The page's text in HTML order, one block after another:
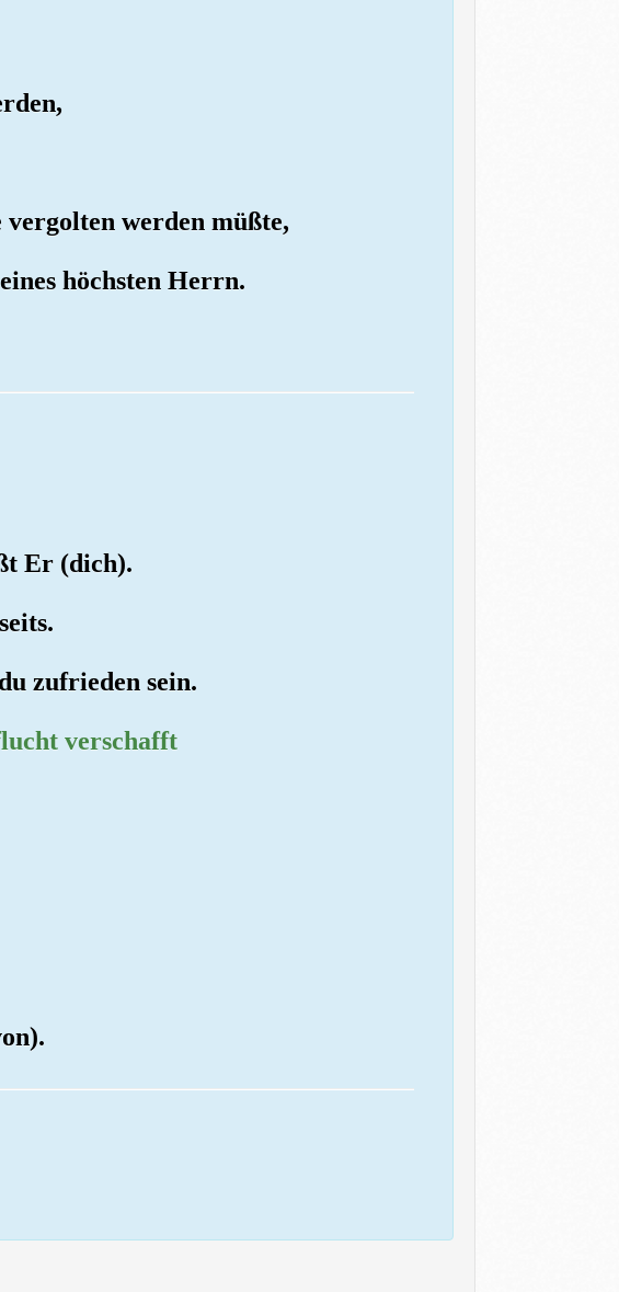
werden müßte,
höchsten Herrn.
Er (dich).
zufrieden sein.
verschafft